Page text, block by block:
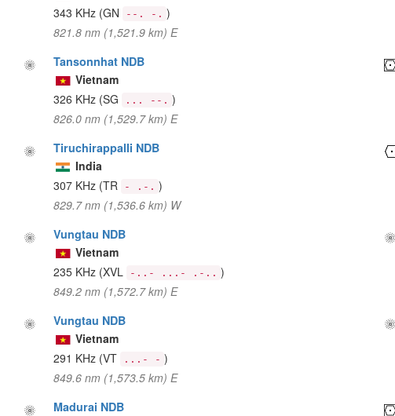
343 KHz (GN --. -. )
821.8 nm (1,521.9 km) E
Tansonnhat NDB
Vietnam
326 KHz (SG ... --. )
826.0 nm (1,529.7 km) E
Tiruchirappalli NDB
India
307 KHz (TR - .-. )
829.7 nm (1,536.6 km) W
Vungtau NDB
Vietnam
235 KHz (XVL -..- ...- .-.. )
849.2 nm (1,572.7 km) E
Vungtau NDB
Vietnam
291 KHz (VT ...- - )
849.6 nm (1,573.5 km) E
Madurai NDB